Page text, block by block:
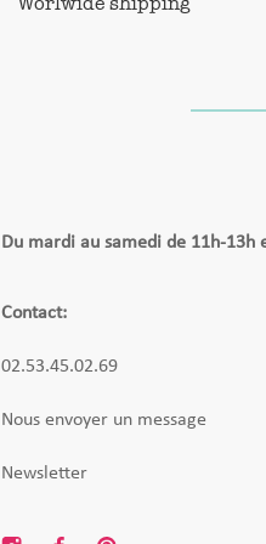
Du mardi au samedi de 11h-13h
Contact:
02.53.45.02.69
Nous envoyer un message
Newsletter